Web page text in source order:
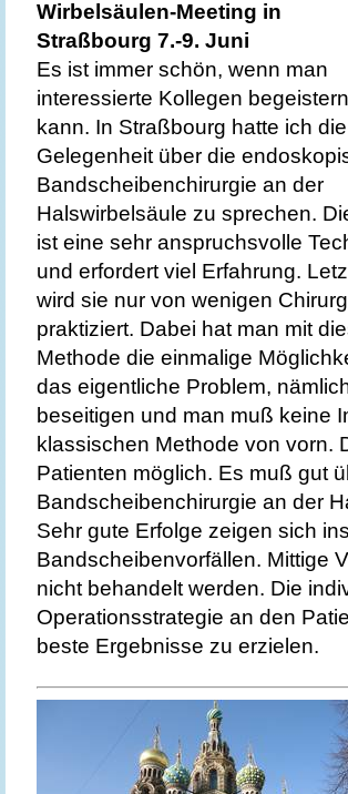
Wirbelsäulen-Meeting in
Straßbourg 7.-9. Juni
Es ist immer schön, wenn man
interessierte Kollegen begeistern
kann. In Straßbourg hatte ich die
Gelegenheit über die
Bandscheibenchirurgie an der
Halswirbelsäule zu sprechen.
ist eine sehr anspruchsvolle
und erfordert viel Erfahrung.
wird sie nur von wenigen
praktiziert. Dabei hat man mit
Methode die einmalige
das eigentliche Problem,
beseitigen und man muß keine
klassischen Methode von vorn.
Patienten möglich. Es muß gut
Bandscheibenchirurgie an der
Sehr gute Erfolge zeigen sich
Bandscheibenvorfällen. Mittige
nicht behandelt werden. Die
Operationsstrategie an den
beste Ergebnisse zu erzielen.